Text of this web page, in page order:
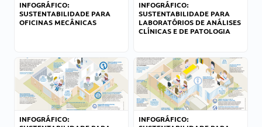
INFOGRÁFICO:
SUSTENTABILIDADE PARA
OFICINAS MECÂNICAS
INFOGRÁFICO:
SUSTENTABILIDADE PARA
LABORATÓRIOS DE ANÁLISES
CLÍNICAS E DE PATOLOGIA
INFOGRÁFICO:
INFOGRÁFICO: